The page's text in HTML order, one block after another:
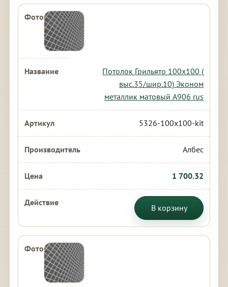
Потолок Грильято 100х100 (
выс.35/шир.10) Эконом
металлик матовый А906 rus
5326-100x100-kit
Албес
1 700.32
В корзину